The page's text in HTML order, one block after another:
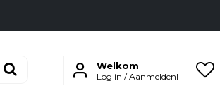
Welkom
Log in / Aanmeldenl